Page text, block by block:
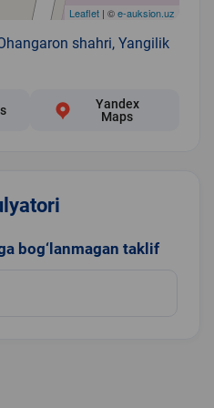
Leaflet| ©e-auksion.uz
shahri, Yangilik
Yandex
Maps
bog‘lanmagan taklif